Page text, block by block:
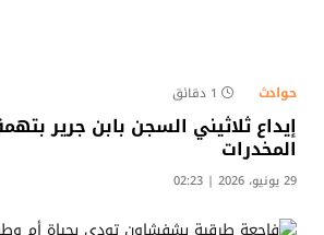
حوادث 1 دقائق
إيداع ثلاثيني السجن بابن جرير
المخدرات
29 يونيو، 2026 | 02:23